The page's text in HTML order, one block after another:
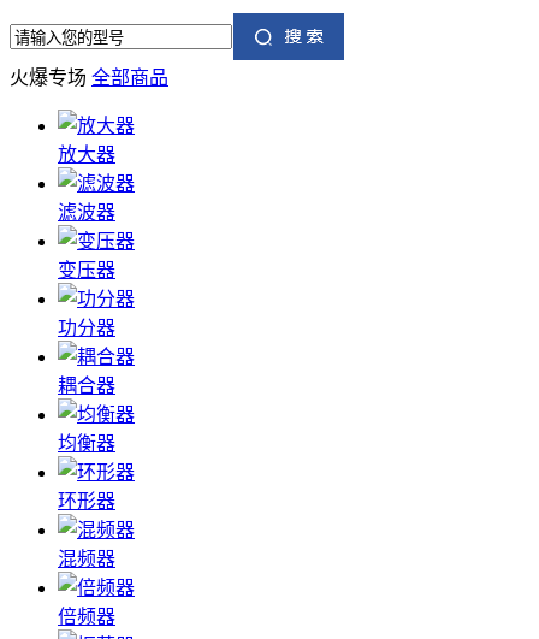
火爆专场 全部商品
放大器
滤波器
变压器
功分器
耦合器
均衡器
环形器
混频器
倍频器